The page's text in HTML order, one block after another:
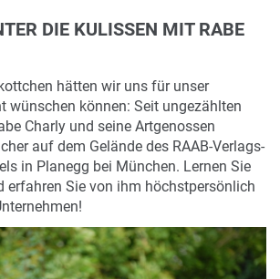
DIE KULISSEN MIT RABE
hätten wir uns für unser
wünschen können: Seit ungezählten
Charly und seine Artgenossen
auf dem Gelände des RAAB-Verlags-
in Planegg bei München. Lernen Sie
erfahren Sie von ihm höchstpersönlich